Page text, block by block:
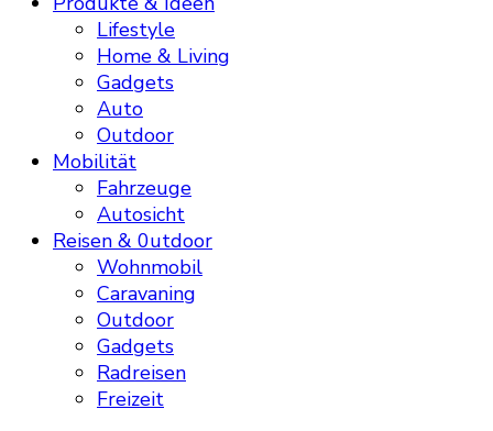
Lifestyle
Home & Living
Gadgets
Auto
Outdoor
Mobilität
Fahrzeuge
Autosicht
Reisen & 0utdoor
Wohnmobil
Caravaning
Outdoor
Gadgets
Radreisen
Freizeit